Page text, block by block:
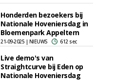
Honderden bezoekers bij
Nationale Hoveniersdag in
Bloemenpark Appeltern
21-09-2025 | NIEUWS 612 sec
Live demo's van
Straightcurve bij Eden op
Nationale Hoveniersdag